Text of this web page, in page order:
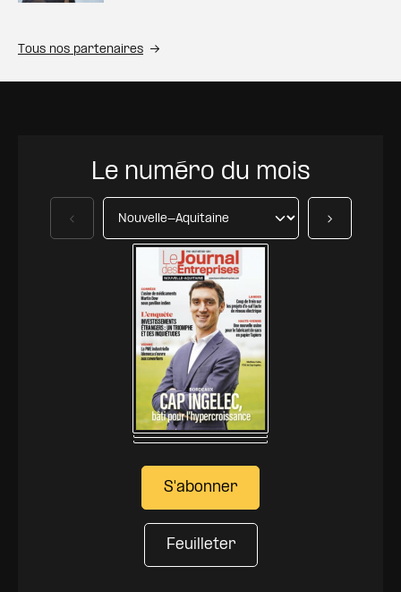
Tous nos partenaires
Le numéro du mois
S'abonner
Feuilleter
Précédent Suivant